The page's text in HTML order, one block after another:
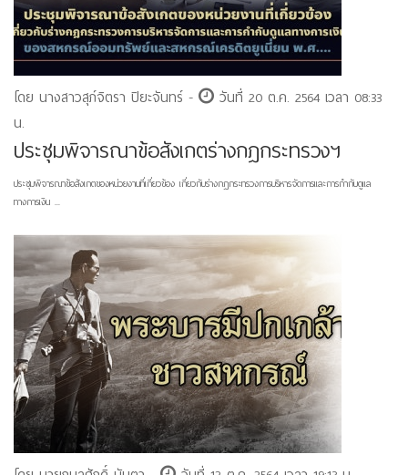
โดย นางสาวสุภ์จิตรา ปิยะจันทร์ -
วันที่ 20 ต.ค. 2564 เวลา 08:33
น.
ประชุมพิจารณาข้อสังเกตร่างกฎกระทรวงฯ
ประชุมพิจารณาข้อสังเกตของหน่วยงานที่เกี่ยวข้อง เกี่ยวกับร่างกฎกระทรวงการบริหารจัดการและการกำกับดูแล
ทางการเงิน ...